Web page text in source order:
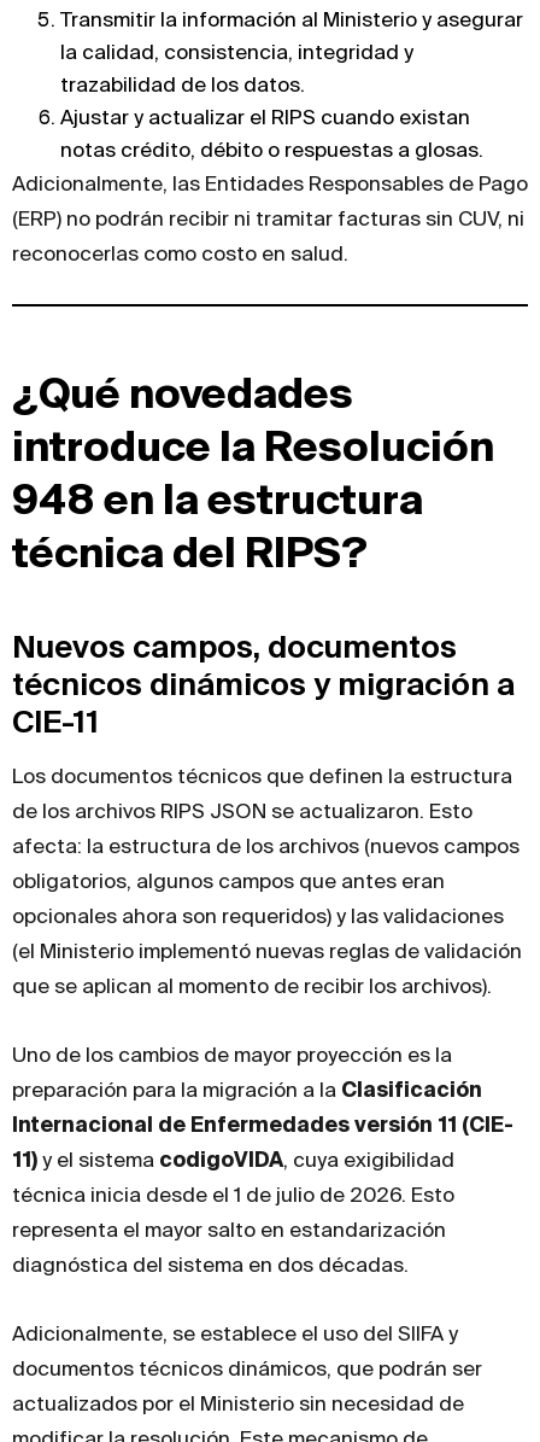
Transmitir la información al Ministerio y asegurar
la calidad, consistencia, integridad y
trazabilidad de los datos.
Ajustar y actualizar el RIPS cuando existan
notas crédito, débito o respuestas a glosas.
Adicionalmente, las Entidades Responsables de Pago
(ERP) no podrán recibir ni tramitar facturas sin CUV, ni
reconocerlas como costo en salud.
¿Qué novedades
introduce la Resolución
948 en la estructura
técnica del RIPS?
Nuevos campos, documentos
técnicos dinámicos y migración a
CIE-11
Los documentos técnicos que definen la estructura
de los archivos RIPS JSON se actualizaron. Esto
afecta: la estructura de los archivos (nuevos campos
obligatorios, algunos campos que antes eran
opcionales ahora son requeridos) y las validaciones
(el Ministerio implementó nuevas reglas de validación
que se aplican al momento de recibir los archivos).
Uno de los cambios de mayor proyección es la
preparación para la migración a la Clasificación
Internacional de Enfermedades versión 11 (CIE-
11) y el sistema codigoVIDA, cuya exigibilidad
técnica inicia desde el 1 de julio de 2026. Esto
representa el mayor salto en estandarización
diagnóstica del sistema en dos décadas.
Adicionalmente, se establece el uso del SIIFA y
documentos técnicos dinámicos, que podrán ser
actualizados por el Ministerio sin necesidad de